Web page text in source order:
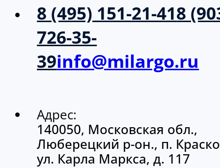
8 (495) 151-21-418
726-35-
39info@milargo.ru
Адрес:
140050, Московская обл.,
Люберецкий р-он., п.
ул. Карла Маркса, д. 117